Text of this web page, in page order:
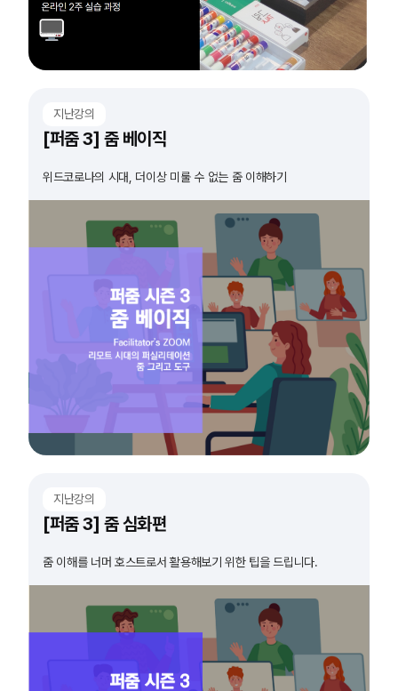
지난강의
[퍼줌 3] 줌 베이직
위드코로나의 시대, 더이상 미룰 수 없는 줌 이해하기
지난강의
[퍼줌 3] 줌 심화편
줌 이해를 너머 호스트로서 활용해보기 위한 팁을 드립니다.